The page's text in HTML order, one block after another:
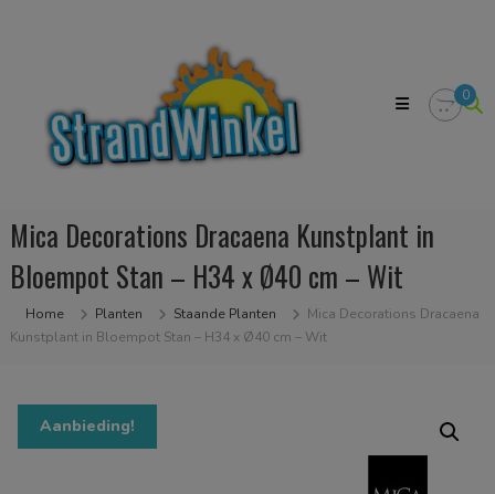
zodat
strandgevoel
in
huis
kan
halen
0
Mica Decorations Dracaena Kunstplant in
Bloempot Stan – H34 x Ø40 cm – Wit
Home Planten Staande Planten
Mica Decorations Dracaena
Kunstplant in Bloempot Stan – H34 x Ø40 cm – Wit
Aanbieding!